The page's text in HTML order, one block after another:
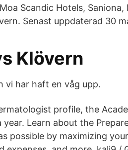
Scandic Hotels,
Senast uppdaterad 30
Klövern
vi har haft en våg upp.
profile, the
year. Learn about the
possible by maximizing